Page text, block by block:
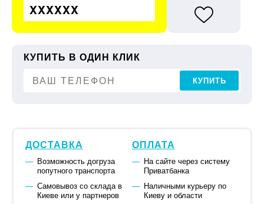
XXXXXX
КУПИТЬ В ОДИН КЛИК
КУПИТЬ
ДОСТАВКА
Возможность догруза
попутного транспорта
Самовывоз со склада в
Киеве или у партнеров
ОПЛАТА
На сайте через систему
Приватбанка
Наличными курьеру по
Киеву и области